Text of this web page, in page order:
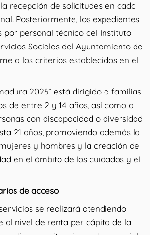
recepción de solicitudes en cada
Posteriormente, los expedientes
por personal técnico del Instituto
Sociales del Ayuntamiento de
a los criterios establecidos en el
2026” está dirigido a familias
de entre 2 y 14 años, así como a
con discapacidad o diversidad
21 años, promoviendo además la
y hombres y la creación de
en el ámbito de los cuidados y el
de acceso
se realizará atendiendo
al nivel de renta per cápita de la